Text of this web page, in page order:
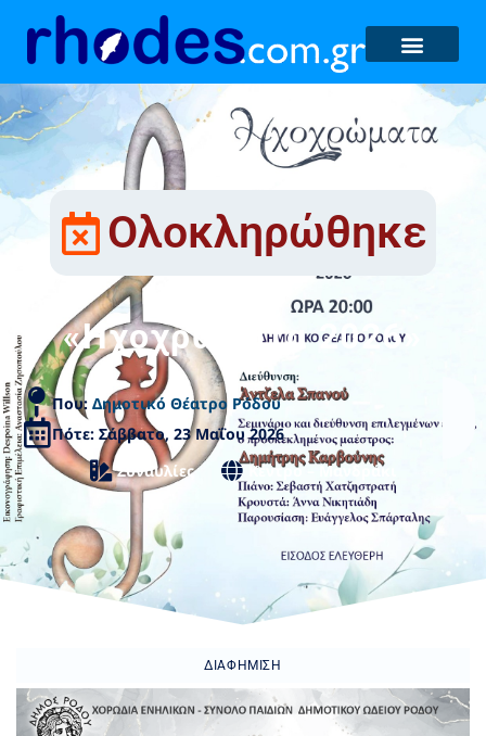
Ολοκληρώθηκε
«Ηχοχρώματα 2026»
Που: Δημοτικό Θέατρο Ρόδου
Πότε: Σάββατο, 23 Μαΐου 2026
Συναυλίες
Κέντρο – Μανδράκι
ΔΙΑΦΉΜΙΣΗ